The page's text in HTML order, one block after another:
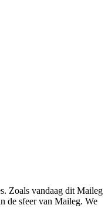
Zoals vandaag dit Maileg
de sfeer van Maileg. We